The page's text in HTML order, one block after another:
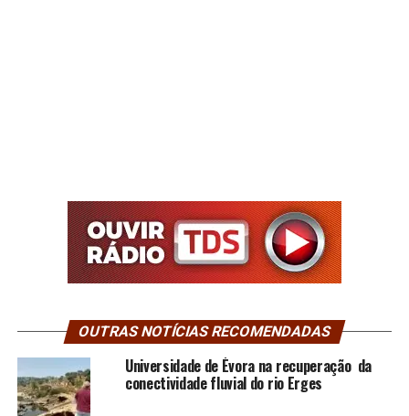
OUTRAS NOTÍCIAS RECOMENDADAS
Universidade de Évora na recuperação da
conectividade fluvial do rio Erges